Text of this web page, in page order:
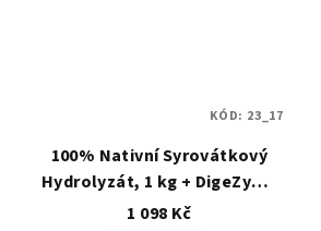
100% Nativní Syrovátkový
Hydrolyzát, 1 kg + DigeZyme
Vanilka
1 098 Kč
KÓD: 23_17